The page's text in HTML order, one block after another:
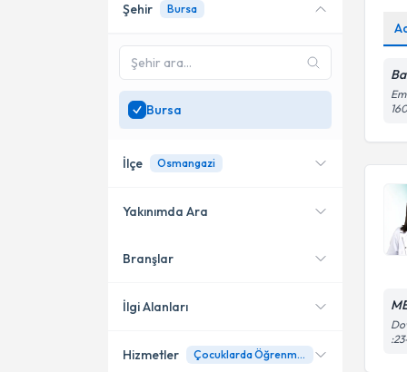
Online danışmanlık sunan
SadeceBursa
uzman ara
Şehir Bursa
Bursa
İlçe Osmangazi
Nilüfer
Osmangazi
Yakınımda Ara
Konumuma yakın uzmanları
Branşlar
Psikoloji
İlgi Alanları
Hizmetler Çocuklarda Öğrenme Problemleri